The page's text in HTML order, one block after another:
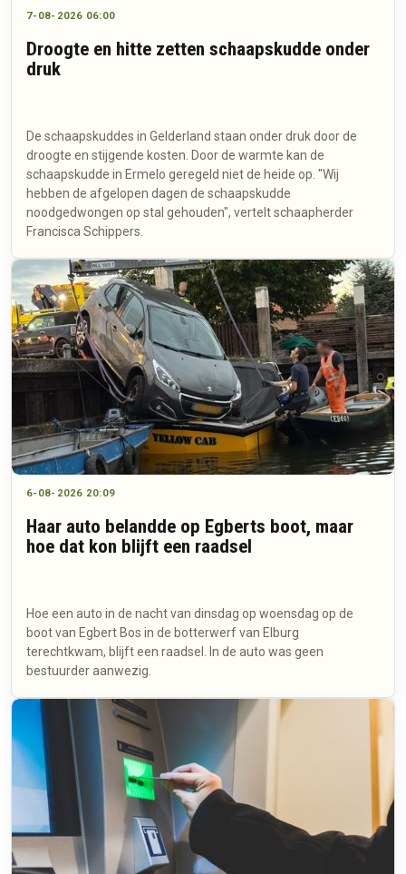
7-08-2026 06:00
Droogte en hitte zetten schaapskudde onder
druk
De schaapskuddes in Gelderland staan onder druk door de
droogte en stijgende kosten. Door de warmte kan de
schaapskudde in Ermelo geregeld niet de heide op. "Wij
hebben de afgelopen dagen de schaapskudde
noodgedwongen op stal gehouden", vertelt schaapherder
Francisca Schippers.
6-08-2026 20:09
Haar auto belandde op Egberts boot, maar
hoe dat kon blijft een raadsel
Hoe een auto in de nacht van dinsdag op woensdag op de
boot van Egbert Bos in de botterwerf van Elburg
terechtkwam, blijft een raadsel. In de auto was geen
bestuurder aanwezig.